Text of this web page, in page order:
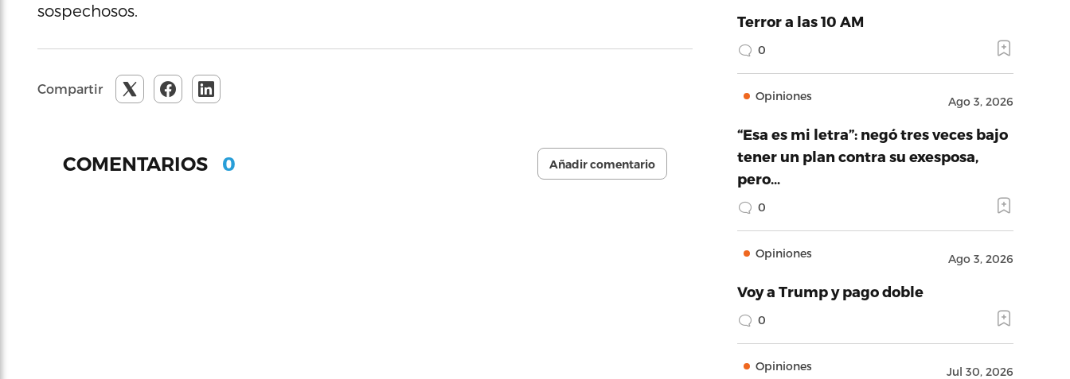
sospechosos.
Compartir
COMENTARIOS 0 Añadir comentario
Terror a las 10 AM
0
Opiniones Ago 3, 2026
“Esa es mi letra”: negó tres veces bajo
tener un plan contra su exesposa,
pero…
0
Opiniones Ago 3, 2026
Voy a Trump y pago doble
0
Opiniones Jul 30, 2026